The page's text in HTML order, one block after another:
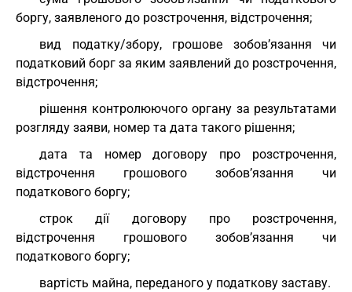
боргу, заявленого до розстрочення, відстрочення;
вид податку/збору, грошове зобов’язання чи
податковий борг за яким заявлений до розстрочення,
відстрочення;
рішення контролюючого органу за результатами
розгляду заяви, номер та дата такого рішення;
дата та номер договору про розстрочення,
відстрочення грошового зобов’язання чи
податкового боргу;
строк дії договору про розстрочення,
відстрочення грошового зобов’язання чи
податкового боргу;
вартість майна, переданого у податкову заставу.